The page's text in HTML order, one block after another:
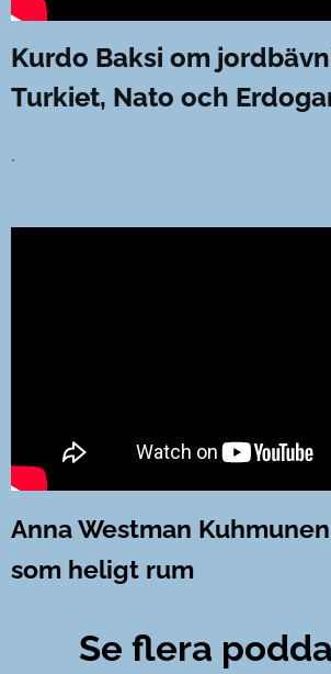
Kurdo Baksi om
Turkiet, Nato och
.
Anna Westman
som heligt rum
Se flera